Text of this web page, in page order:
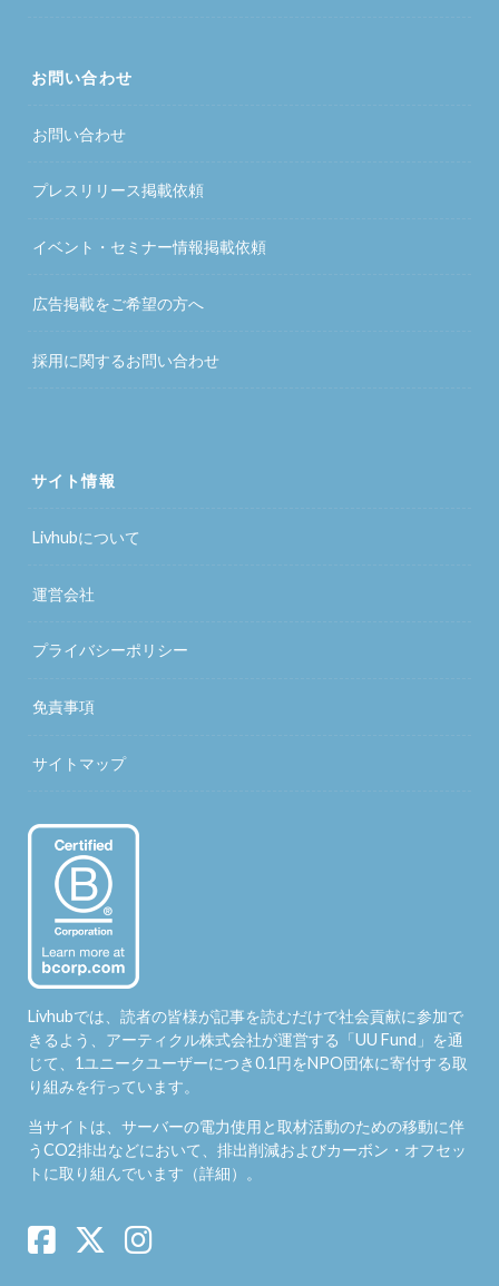
お問い合わせ
お問い合わせ
プレスリリース掲載依頼
イベント・セミナー情報掲載依頼
広告掲載をご希望の方へ
採用に関するお問い合わせ
サイト情報
Livhubについて
運営会社
プライバシーポリシー
免責事項
サイトマップ
Livhubでは、読者の皆様が記事を読むだけで社会貢献に参加で
きるよう、アーティクル株式会社が運営する「UU Fund 」を通
じて、1ユニークユーザーにつき0.1円をNPO団体に寄付する取
り組みを行っています。
当サイトは、サーバーの電力使用と取材活動のための移動に伴
うCO2排出などにおいて、排出削減およびカーボン・オフセッ
トに取り組んでいます（詳細）。